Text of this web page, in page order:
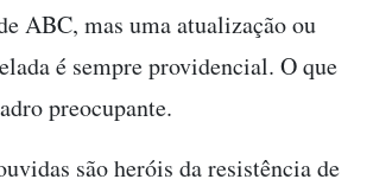
ABC, mas uma atualização ou
é sempre providencial. O que
preocupante.
são heróis da resistência de